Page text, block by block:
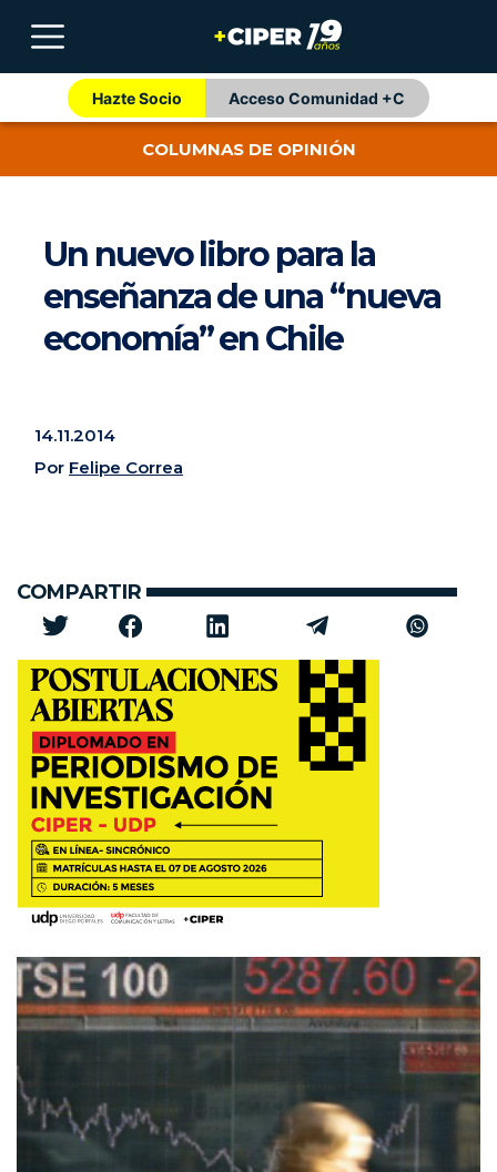
Hazte Socio Acceso Comunidad +C
COLUMNAS DE OPINIÓN
Un nuevo libro para la
enseñanza de una “nueva
economía” en Chile
14.11.2014
Por Felipe Correa
COMPARTIR